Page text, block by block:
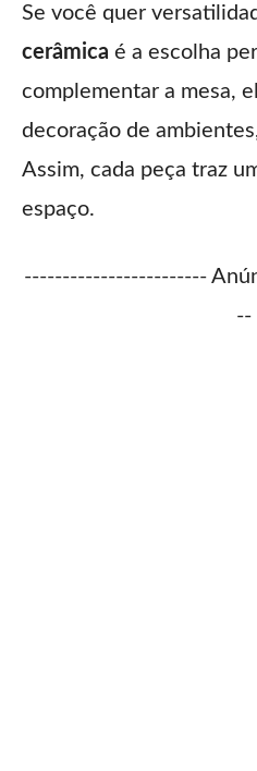
Se você quer
cerâmica é a escolha
complementar a mesa,
decoração de
Assim, cada peça traz
espaço.
------------------------
--